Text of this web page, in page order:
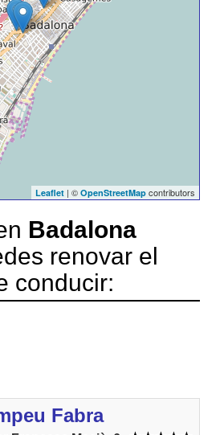
Leaflet | © OpenStreetMap contributors
Badalona
renovar el
conducir:
Fabra